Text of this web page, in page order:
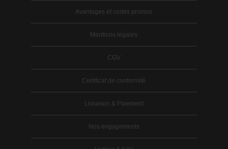
Avantages et codes promos
Mentions légales
CGV
Certificat de conformité
Livraison & Paiement
Nos engagements